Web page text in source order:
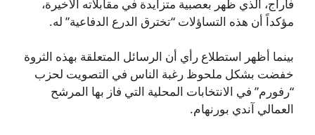
فاراج، الذي ظهر بعصبية متزايدة في مقابلاته الأخيرة،
مؤكداً أن هذه التساؤلات “تخترق الدرع الدفاعية” له.
بينما أظهر استطلاع رأي أن الرسائل المتعلقة بهذه الثروة
خفضت بشكل ملحوظ رغبة الناس في التصويت لحزب
“رفورم” في الانتخابات المحلية التي فاز بها المرشح
العمالي آندي بورنهام.